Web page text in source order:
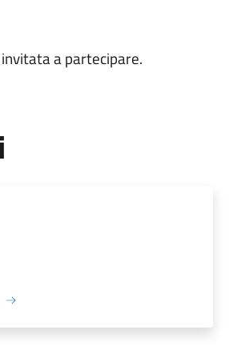
a partecipare.